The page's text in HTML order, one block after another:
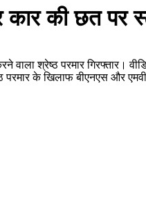
की छत पर
श्रेष्ठ परमार गिरफ्तार।
के खिलाफ बीएनएस और